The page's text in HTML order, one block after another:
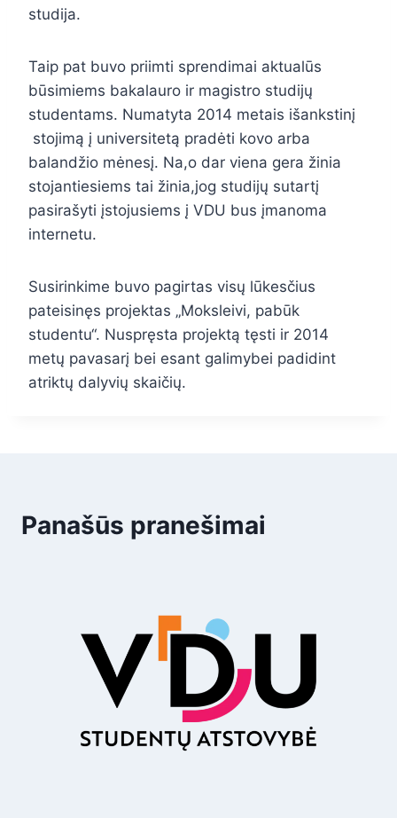
studija.
Taip pat buvo priimti sprendimai aktualūs
būsimiems bakalauro ir magistro studijų
studentams. Numatyta 2014 metais išankstinį
stojimą į universitetą pradėti kovo arba
balandžio mėnesį. Na,o dar viena gera žinia
stojantiesiems tai žinia,jog studijų sutartį
pasirašyti įstojusiems į VDU bus įmanoma
internetu.
Susirinkime buvo pagirtas visų lūkesčius
pateisinęs projektas „Moksleivi, pabūk
studentu“. Nuspręsta projektą tęsti ir 2014
metų pavasarį bei esant galimybei padidint
atriktų dalyvių skaičių.
Panašūs pranešimai